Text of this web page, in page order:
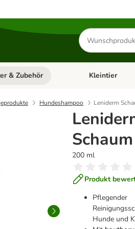
Produkte
suchen
öffnen: Katzenfutter & Zubehör
& Zubehör Kategorie-
Kleintier
Hundeshampoo Leniderm
Schaum
200 ml
Produkt
Pflegender
Hunde und